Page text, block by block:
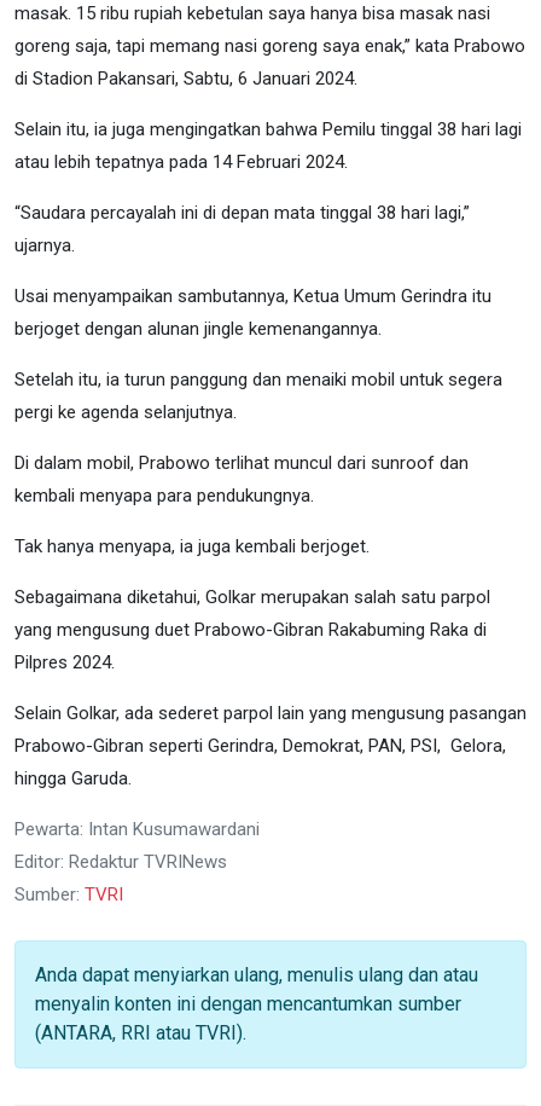
masak. 15 ribu rupiah kebetulan saya hanya bisa masak nasi
goreng saja, tapi memang nasi goreng saya enak,” kata Prabowo
di Stadion Pakansari, Sabtu, 6 Januari 2024.
Selain itu, ia juga mengingatkan bahwa Pemilu tinggal 38 hari lagi
atau lebih tepatnya pada 14 Februari 2024.
“Saudara percayalah ini di depan mata tinggal 38 hari lagi,”
ujarnya.
Usai menyampaikan sambutannya, Ketua Umum Gerindra itu
berjoget dengan alunan jingle kemenangannya.
Setelah itu, ia turun panggung dan menaiki mobil untuk segera
pergi ke agenda selanjutnya.
Di dalam mobil, Prabowo terlihat muncul dari sunroof dan
kembali menyapa para pendukungnya.
Tak hanya menyapa, ia juga kembali berjoget.
Sebagaimana diketahui, Golkar merupakan salah satu parpol
yang mengusung duet Prabowo-Gibran Rakabuming Raka di
Pilpres 2024.
Selain Golkar, ada sederet parpol lain yang mengusung pasangan
Prabowo-Gibran seperti Gerindra, Demokrat, PAN, PSI, Gelora,
hingga Garuda.
Pewarta: Intan Kusumawardani
Editor: Redaktur TVRINews
Sumber: TVRI
Anda dapat menyiarkan ulang, menulis ulang dan atau
menyalin konten ini dengan mencantumkan sumber
(ANTARA, RRI atau TVRI).